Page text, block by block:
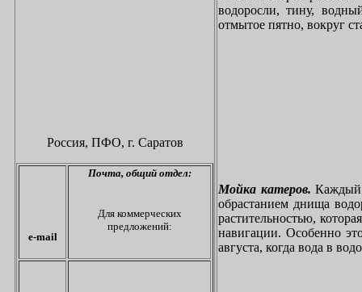
Россия, ПФО, г. Саратов
e-mail
Почта, общий отдел:
Для коммерческих
предложений:
водоросли, тину,
отмытое пятно, вокруг
Мойка катеров. Каждый
обрастанием днища
растительностью,
навигации. Особенно
августа, когда вода в